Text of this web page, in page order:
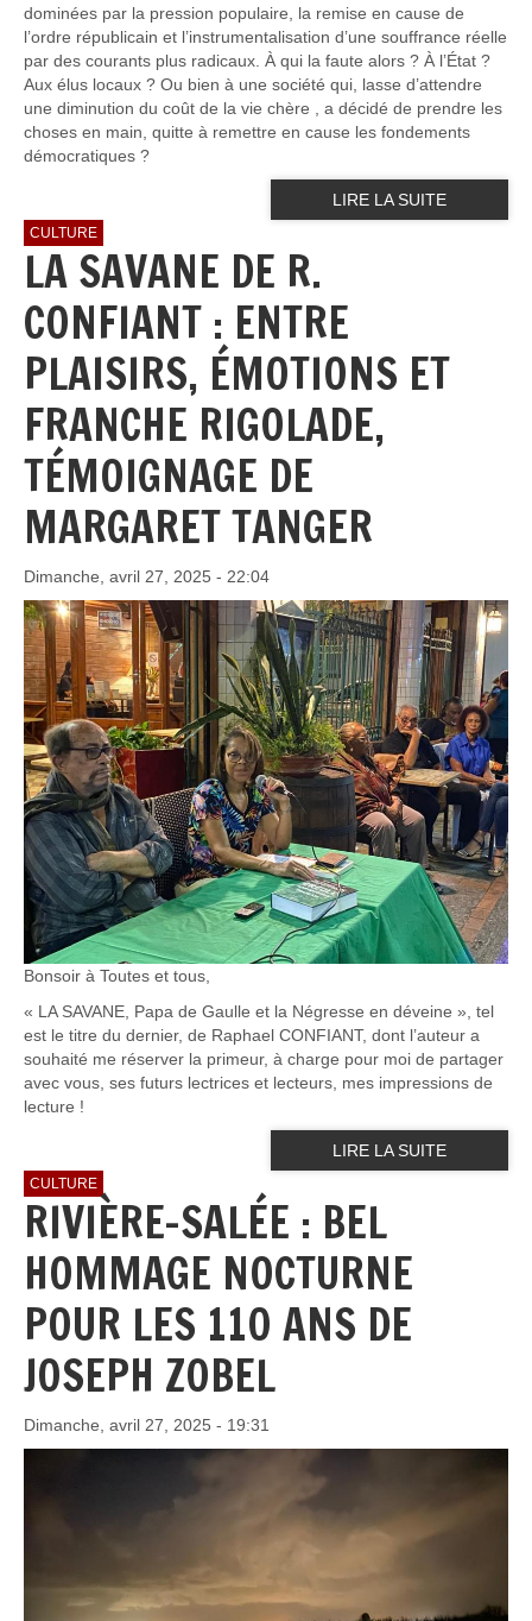
dominées par la pression populaire, la remise en cause de
l’ordre républicain et l’instrumentalisation d’une souffrance réelle
par des courants plus radicaux. À qui la faute alors ? À l’État ?
Aux élus locaux ? Ou bien à une société qui, lasse d’attendre
une diminution du coût de la vie chère , a décidé de prendre les
choses en main, quitte à remettre en cause les fondements
démocratiques ?
LIRE LA SUITE
CULTURE
LA SAVANE DE R.
CONFIANT : ENTRE
PLAISIRS, ÉMOTIONS ET
FRANCHE RIGOLADE,
TÉMOIGNAGE DE
MARGARET TANGER
Dimanche, avril 27, 2025 - 22:04
Bonsoir à Toutes et tous,
« LA SAVANE, Papa de Gaulle et la Négresse en déveine », tel
est le titre du dernier, de Raphael CONFIANT, dont l’auteur a
souhaité me réserver la primeur, à charge pour moi de partager
avec vous, ses futurs lectrices et lecteurs, mes impressions de
lecture !
LIRE LA SUITE
CULTURE
RIVIÈRE-SALÉE : BEL
HOMMAGE NOCTURNE
POUR LES 110 ANS DE
JOSEPH ZOBEL
Dimanche, avril 27, 2025 - 19:31